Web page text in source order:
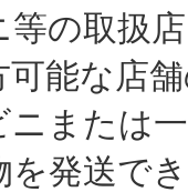
の取扱
可能な店
たは一
を発送で